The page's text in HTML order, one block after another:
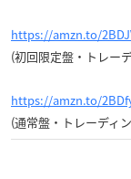
https://amzn.to/
(初回限定盤・トレー
https://amzn.to/
(通常盤・トレーディ